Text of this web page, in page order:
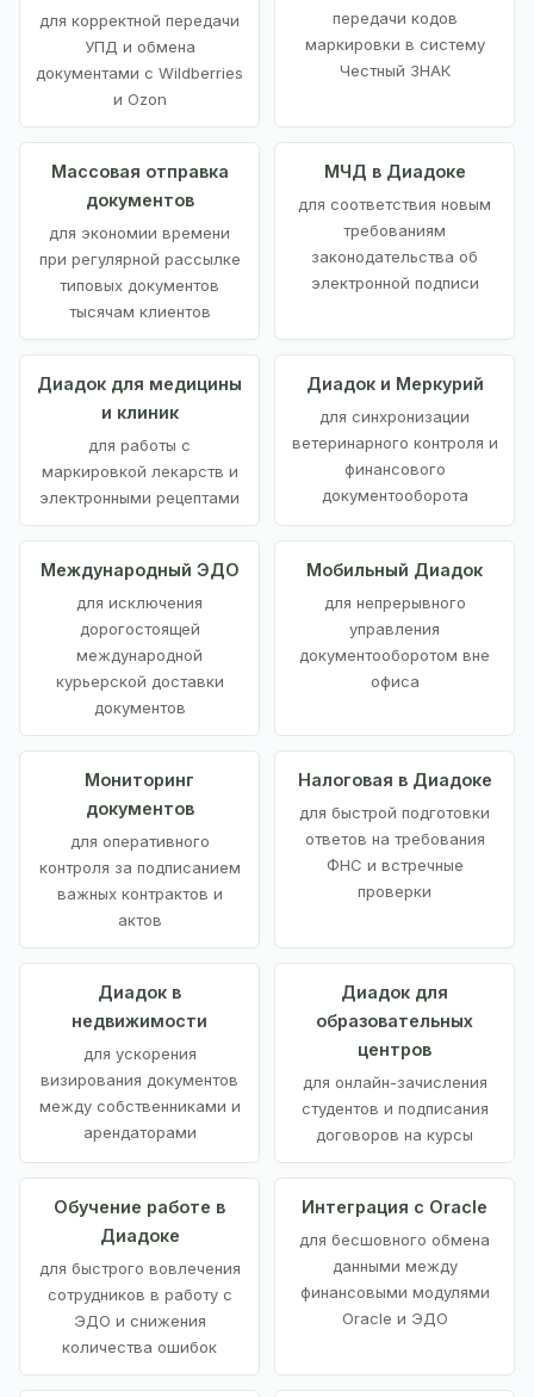
для корректной передачи
УПД и обмена
документами с Wildberries
и Ozon
передачи кодов
маркировки в систему
Честный ЗНАК
Массовая отправка
документов
для экономии времени
при регулярной рассылке
типовых документов
тысячам клиентов
МЧД в Диадоке
для соответствия новым
требованиям
законодательства об
электронной подписи
Диадок для медицины
и клиник
для работы с
маркировкой лекарств и
электронными рецептами
Диадок и Меркурий
для синхронизации
ветеринарного контроля и
финансового
документооборота
Международный ЭДО
для исключения
дорогостоящей
международной
курьерской доставки
документов
Мобильный Диадок
для непрерывного
управления
документооборотом вне
офиса
Мониторинг
документов
для оперативного
контроля за подписанием
важных контрактов и
актов
Налоговая в Диадоке
для быстрой подготовки
ответов на требования
ФНС и встречные
проверки
Диадок в
недвижимости
для ускорения
визирования документов
между собственниками и
арендаторами
Диадок для
образовательных
центров
для онлайн-зачисления
студентов и подписания
договоров на курсы
Обучение работе в
Диадоке
для быстрого вовлечения
сотрудников в работу с
ЭДО и снижения
количества ошибок
Интеграция с Oracle
для бесшовного обмена
данными между
финансовыми модулями
Oracle и ЭДО